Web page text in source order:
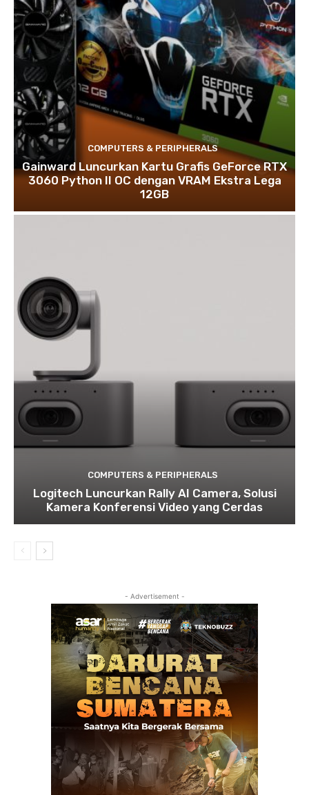
COMPUTERS & PERIPHERALS
Gainward Luncurkan Kartu Grafis GeForce RTX
3060 Python II OC dengan VRAM Ekstra Lega
12GB
COMPUTERS & PERIPHERALS
Logitech Luncurkan Rally AI Camera, Solusi
Kamera Konferensi Video yang Cerdas
- Advertisement -